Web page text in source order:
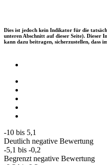
Dies ist jedoch kein Indikator für die
unteren Abschnitt auf dieser Seite). Dieser
kann dazu beitragen, sicherzustellen, dass
-10 bis 5,1
Deutlich negative Bewertung
-5,1 bis -0,2
Begrenzt negative Bewertung